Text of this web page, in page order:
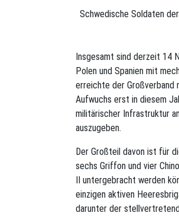
Schwedische Soldaten
Insgesamt sind derzeit 14
Polen und Spanien mit
erreichte der Großverband
Aufwuchs erst in diesem
militärischer Infrastruktur
auszugeben.
Der Großteil davon ist für
sechs Griffon und vier
II untergebracht werden
einzigen aktiven
darunter der